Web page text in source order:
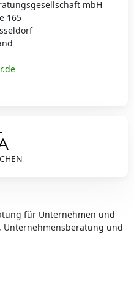
für Unternehmen und
und
mbH
165